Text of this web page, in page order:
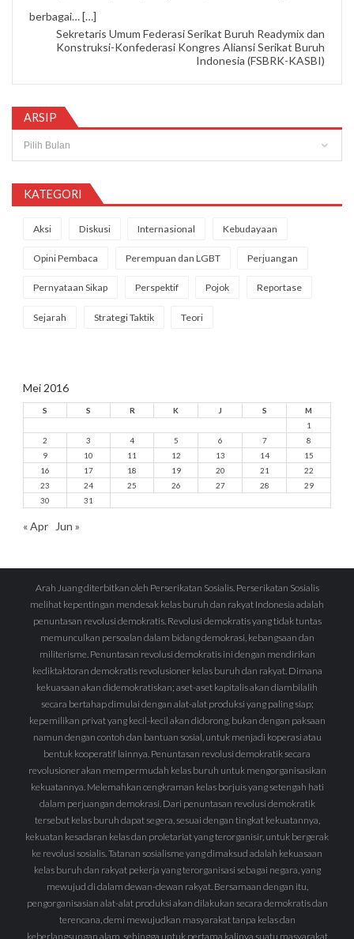
berbagai…[…]
Sekretaris Umum Federasi Serikat Buruh Readymix dan
Konstruksi-Konfederasi Kongres Aliansi Serikat Buruh
Indonesia (FSBRK-KASBI)
ARSIP
KATEGORI
Aksi Diskusi Internasional Kebudayaan
Opini Pembaca Perempuan dan LGBT Perjuangan
Pernyataan Sikap Perspektif Pojok Reportase
Sejarah Strategi Taktik Teori
Mei 2016
S S R K J S
M
1
2
3 4 5 6 7
8
9
10 11 12 13 14
15
16
17 18 19 20 21
22
23
24 25 26 27 28
29
30
31
« Apr Jun »
Arah Juang diterbitkan oleh Perserikatan Sosialis. Perserikatan Sosialis
melihat kepentingan mendesak kelas buruh dan rakyat Indonesia adalah
penuntasan revolusi demokratis. Revolusi demokratis yang tidak tuntas
memunculkan persoalan dalam bidang demokrasi, kebangsaan dan
militerisme. Penuntasan revolusi demokratis ini dengan mendirikan
kediktaktoran demokratis revolusioner kelas buruh dan rakyat. Dimana
kekuasaan akan didemokratiskan; aset-aset kapitalis akan diambilalih
secara bertahap dimulai dengan alat-alat produksi yang paling siap;
kepemilikan privat yang kecil-kecil akan didorong, bukan dengan paksaan
namun dengan contoh dan bantuan sosial, untuk menjadi koperasi atau
bentuk kooperatif lainnya. Penuntasan revolusi demokratik secara
revolusioner akan mempermudah kelas buruh untuk mengorganisasikan
kekuatannya. Melemahkan cengkraman kelas borjuis yang setengah hati
dalam perjuangan demokrasi. Dari penuntasan revolusi demokratik
tersebut kelas buruh dapat segera, sesuai dengan tingkat kekuatannya,
kekuatan kesadaran kelas dan proletariat yang terorganisir, untuk bergerak
ke revolusi sosialis. Tatanan sosialisme yang dimaksud adalah kekuasaan
kelas buruh dan rakyat pekerja yang terorganisasi sebagai negara, yang
mewujud di dalam dewan-dewan rakyat. Bersamaan dengan itu,
pengorganisasian alat-alat produksi akan dilakukan secara demokratis dan
terencana, demi mewujudkan masyarakat tanpa kelas dan
keberlangsungan alam, sehingga untuk pertama kalinya suatu masyarakat